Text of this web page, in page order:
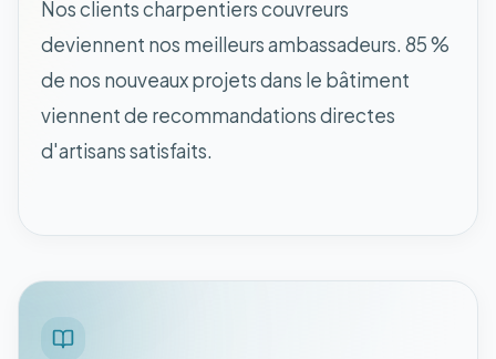
Nos clients charpentiers couvreurs
deviennent nos meilleurs ambassadeurs. 85 %
de nos nouveaux projets dans le bâtiment
viennent de recommandations directes
d'artisans satisfaits.